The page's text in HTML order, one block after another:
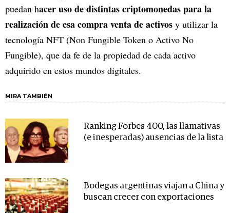
puedan hacer uso de distintas criptomonedas para la
realización de esa compra venta de activos y utilizar la
tecnología NFT (Non Fungible Token o Activo No
Fungible), que da fe de la propiedad de cada activo
adquirido en estos mundos digitales.
MIRA TAMBIÉN
Ranking Forbes 400, las llamativas
(e inesperadas) ausencias de la lista
Bodegas argentinas viajan a China y
buscan crecer con exportaciones